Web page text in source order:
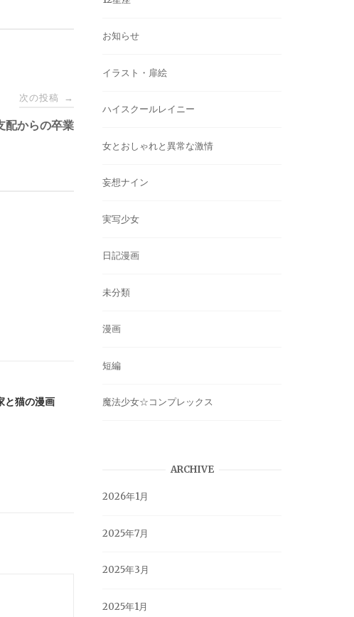
次の投稿 →
配からの卒業
と猫の漫画
お知らせ
イラスト・扉絵
ハイスクールレイニー
女とおしゃれと異常な激情
妄想ナイン
実写少女
日記漫画
未分類
漫画
短編
魔法少女☆コンプレックス
ARCHIVE
2026年1月
2025年7月
2025年3月
2025年1月